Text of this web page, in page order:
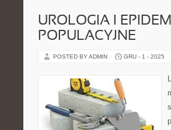
UROLOGIA I
POPULACYJNE
POSTED BY ADMIN GRU - 1 - 2025